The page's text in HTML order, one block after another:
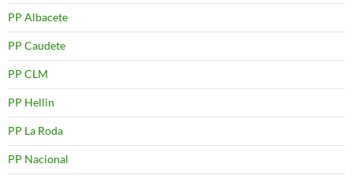
PP Albacete
PP Caudete
PP CLM
PP Hellin
PP La Roda
PP Nacional